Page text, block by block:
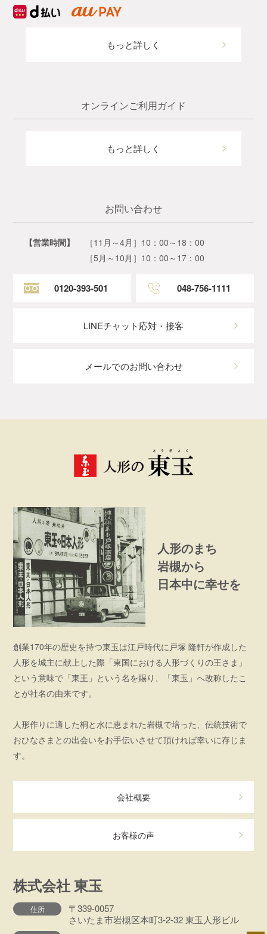
もっと詳しく
オンラインご利用ガイド
もっと詳しく
お問い合わせ
【営業時間】
［11月～4月］10：00～18：00
［5月～10月］10：00～17：00
0120-393-501 048-756-1111
LINEチャット応対・接客
メールでのお問い合わせ
人形のまち
岩槻から
日本中に幸せを
創業170年の歴史を持つ東玉は江戸時代に戸塚 隆軒が作成した
人形を城主に献上した際「東国における人形づくりの王さま」
という意味で「東王」という名を賜り、「東玉」へ改称したこ
とが社名の由来です。
人形作りに適した桐と水に恵まれた岩槻で培った、伝統技術で
おひなさまとの出会いをお手伝いさせて頂ければ幸いに存じま
す。
会社概要
お客様の声
株式会社 東玉
住所
〒339-0057
さいたま市岩槻区本町3-2-32 東玉人形ビル